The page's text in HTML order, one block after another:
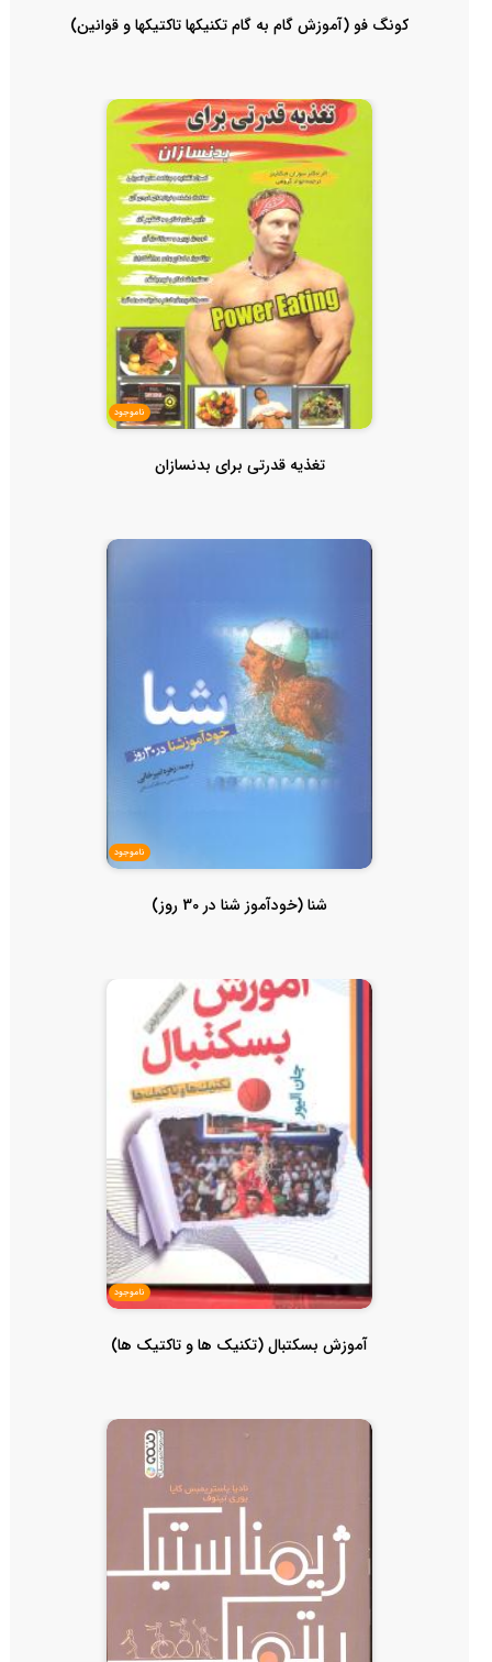
کونگ فو (آموزش گام به گام تکنیکها تاکتیکها و قوانین)
ناموجود
تغذیه قدرتی برای بدنسازان
ناموجود
شنا (خودآموز شنا در 30 روز)
ناموجود
آموزش بسکتبال (تکنیک ها و تاکتیک ها)